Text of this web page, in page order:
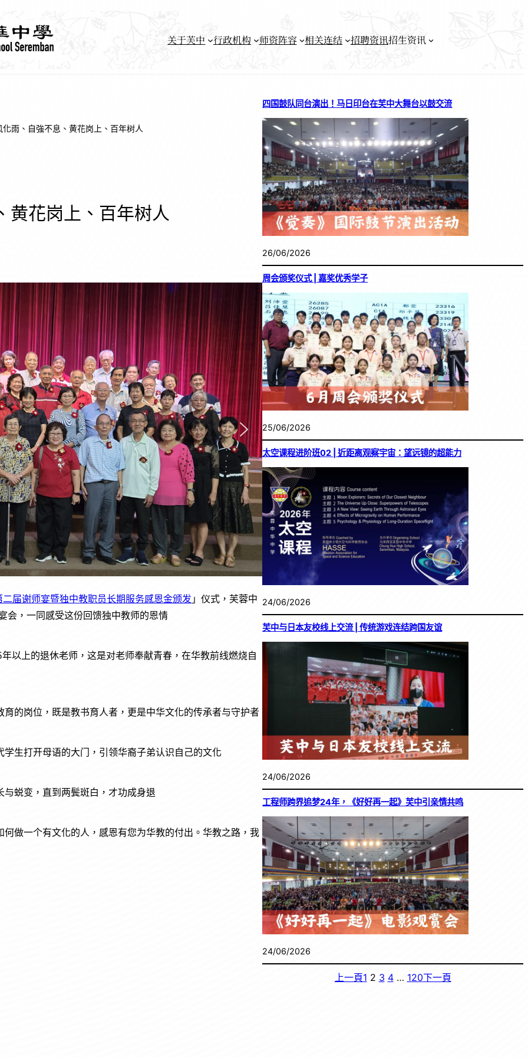
关于芙中 行政机构 师资阵容 相关连结 招聘资讯招生资讯
化雨、自強不息、黄花岗上、百年树人
黄花岗上、百年树人
届谢师宴暨独中教职员长期服务感恩金颁发 」仪式，芙蓉中
会，一同感受这份回馈独中教师的恩情
以上的退休老师，这是对老师奉献青春，在华教前线燃烧自
的岗位，既是教书育人者，更是中华文化的传承者与守护者
生打开母语的大门，引领华裔子弟认识自己的文化
蜕变，直到两鬓斑白，才功成身退
做一个有文化的人，感恩有您为华教的付出。华教之路，我
四国鼓队同台演出！马日印台在芙中大舞台以鼓交流
26/06/2026
周会颁奖仪式 | 嘉奖优秀学子
25/06/2026
太空课程进阶班02 | 近距离观察宇宙：望远镜的超能力
24/06/2026
芙中与日本友校线上交流 | 传统游戏连结跨国友谊
24/06/2026
工程师跨界追梦24年，《好好再一起》芙中引亲情共鸣
24/06/2026
上一頁1 2 3 4 … 120下一頁